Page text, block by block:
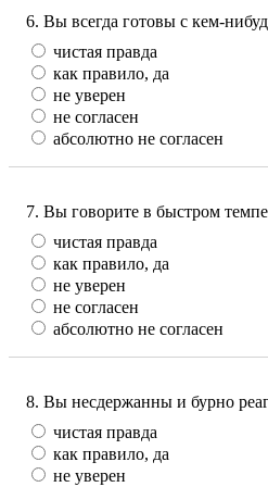
6. Вы всегда готовы с кем-
чистая правда
как правило, да
не уверен
не согласен
абсолютно не согласен
7. Вы говорите в быстром
чистая правда
как правило, да
не уверен
не согласен
абсолютно не согласен
8. Вы несдержанны и бурно
чистая правда
как правило, да
не уверен